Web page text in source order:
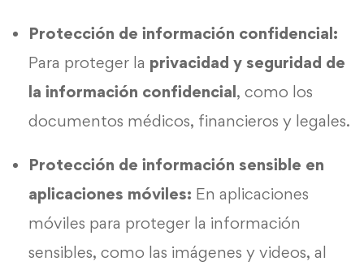
Protección de información confidencial:
Para proteger la privacidad y seguridad de
la información confidencial, como los
documentos médicos, financieros y legales.
Protección de información sensible en
aplicaciones móviles: En aplicaciones
móviles para proteger la información
sensibles, como las imágenes y videos, al